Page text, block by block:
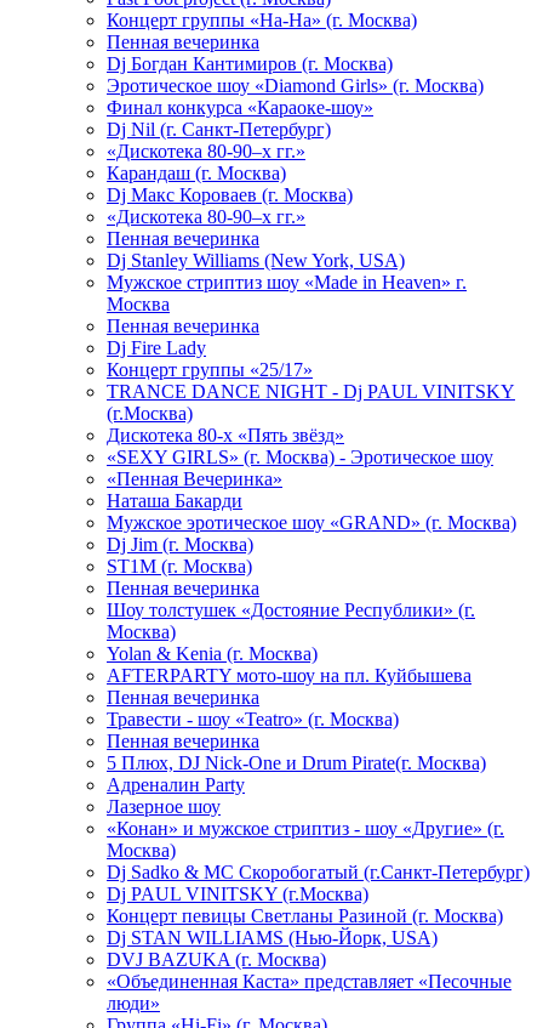
Концерт группы «На-На» (г. Москва)
Пенная вечеринка
Dj Богдан Кантимиров (г. Москва)
Эротическое шоу «Diamond Girls» (г. Москва)
Финал конкурса «Караоке-шоу»
Dj Nil (г. Санкт-Петербург)
«Дискотека 80-90–х гг.»
Карандаш (г. Москва)
Dj Макс Короваев (г. Москва)
«Дискотека 80-90–х гг.»
Пенная вечеринка
Dj Stanley Williams (New York, USA)
Мужское стриптиз шоу «Made in Heaven» г.
Москва
Пенная вечеринка
Dj Fire Lady
Концерт группы «25/17»
TRANCE DANCE NIGHT - Dj PAUL VINITSKY
(г.Москва)
Дискотека 80-х «Пять звёзд»
«SEXY GIRLS» (г. Москва) - Эротическое шоу
«Пенная Вечеринка»
Hаташа Бакарди
Мужское эротическое шоу «GRAND» (г. Москва)
Dj Jim (г. Москва)
ST1M (г. Москва)
Пенная вечеринка
Шоу толстушек «Достояние Республики» (г.
Москва)
Yolan & Kenia (г. Москва)
AFTERPARTY мото-шоу на пл. Куйбышева
Пенная вечеринка
Травести - шоу «Teatro» (г. Москва)
Пенная вечеринка
5 Плюх, DJ Nick-One и Drum Pirate(г. Москва)
Адреналин Party
Лазерное шоу
«Конан» и мужское стриптиз - шоу «Другие» (г.
Москва)
Dj Sadko & МС Скоробогатый (г.Санкт-Петербург)
Dj PAUL VINITSKY (г.Москва)
Концерт певицы Светланы Разиной (г. Москва)
Dj STAN WILLIAMS (Нью-Йорк, USA)
DVJ BAZUKA (г. Москва)
«Объединенная Каста» представляет «Песочные
люди»